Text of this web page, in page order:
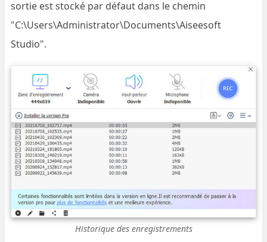
sortie est stocké par défaut dans le chemin
"C:\Users\Administrator\Documents\Aiseesoft
Studio".
Historique des enregistrements